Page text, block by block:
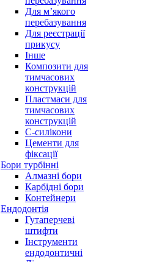
Для м’якого
перебазування
Для реєстрації
прикусу
Інше
Композити для
тимчасових
конструкцій
Пластмаси для
тимчасових
конструкцій
С-силікони
Цементи для
фіксації
Бори турбінні
Алмазні бори
Карбідні бори
Контейнери
Ендодонтія
Гутаперчеві
штифти
Інструменти
ендодонтичні